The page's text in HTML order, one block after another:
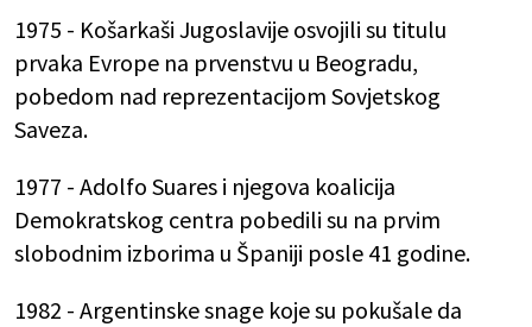
1975 - Košarkaši Jugoslavije osvojili su titulu
prvaka Evrope na prvenstvu u Beogradu,
pobedom nad reprezentacijom Sovjetskog
Saveza.
1977 - Adolfo Suares i njegova koalicija
Demokratskog centra pobedili su na prvim
slobodnim izborima u Španiji posle 41 godine.
1982 - Argentinske snage koje su pokušale da